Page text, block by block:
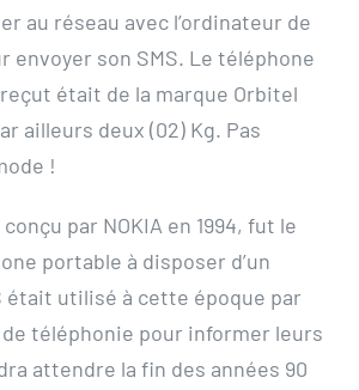
au réseau avec l’ordinateur de
envoyer son SMS. Le téléphone
était de la marque Orbitel
ailleurs deux (02) Kg. Pas
!
conçu par NOKIA en 1994, fut le
portable à disposer d’un
était utilisé à cette époque par
téléphonie pour informer leurs
attendre la fin des années 90